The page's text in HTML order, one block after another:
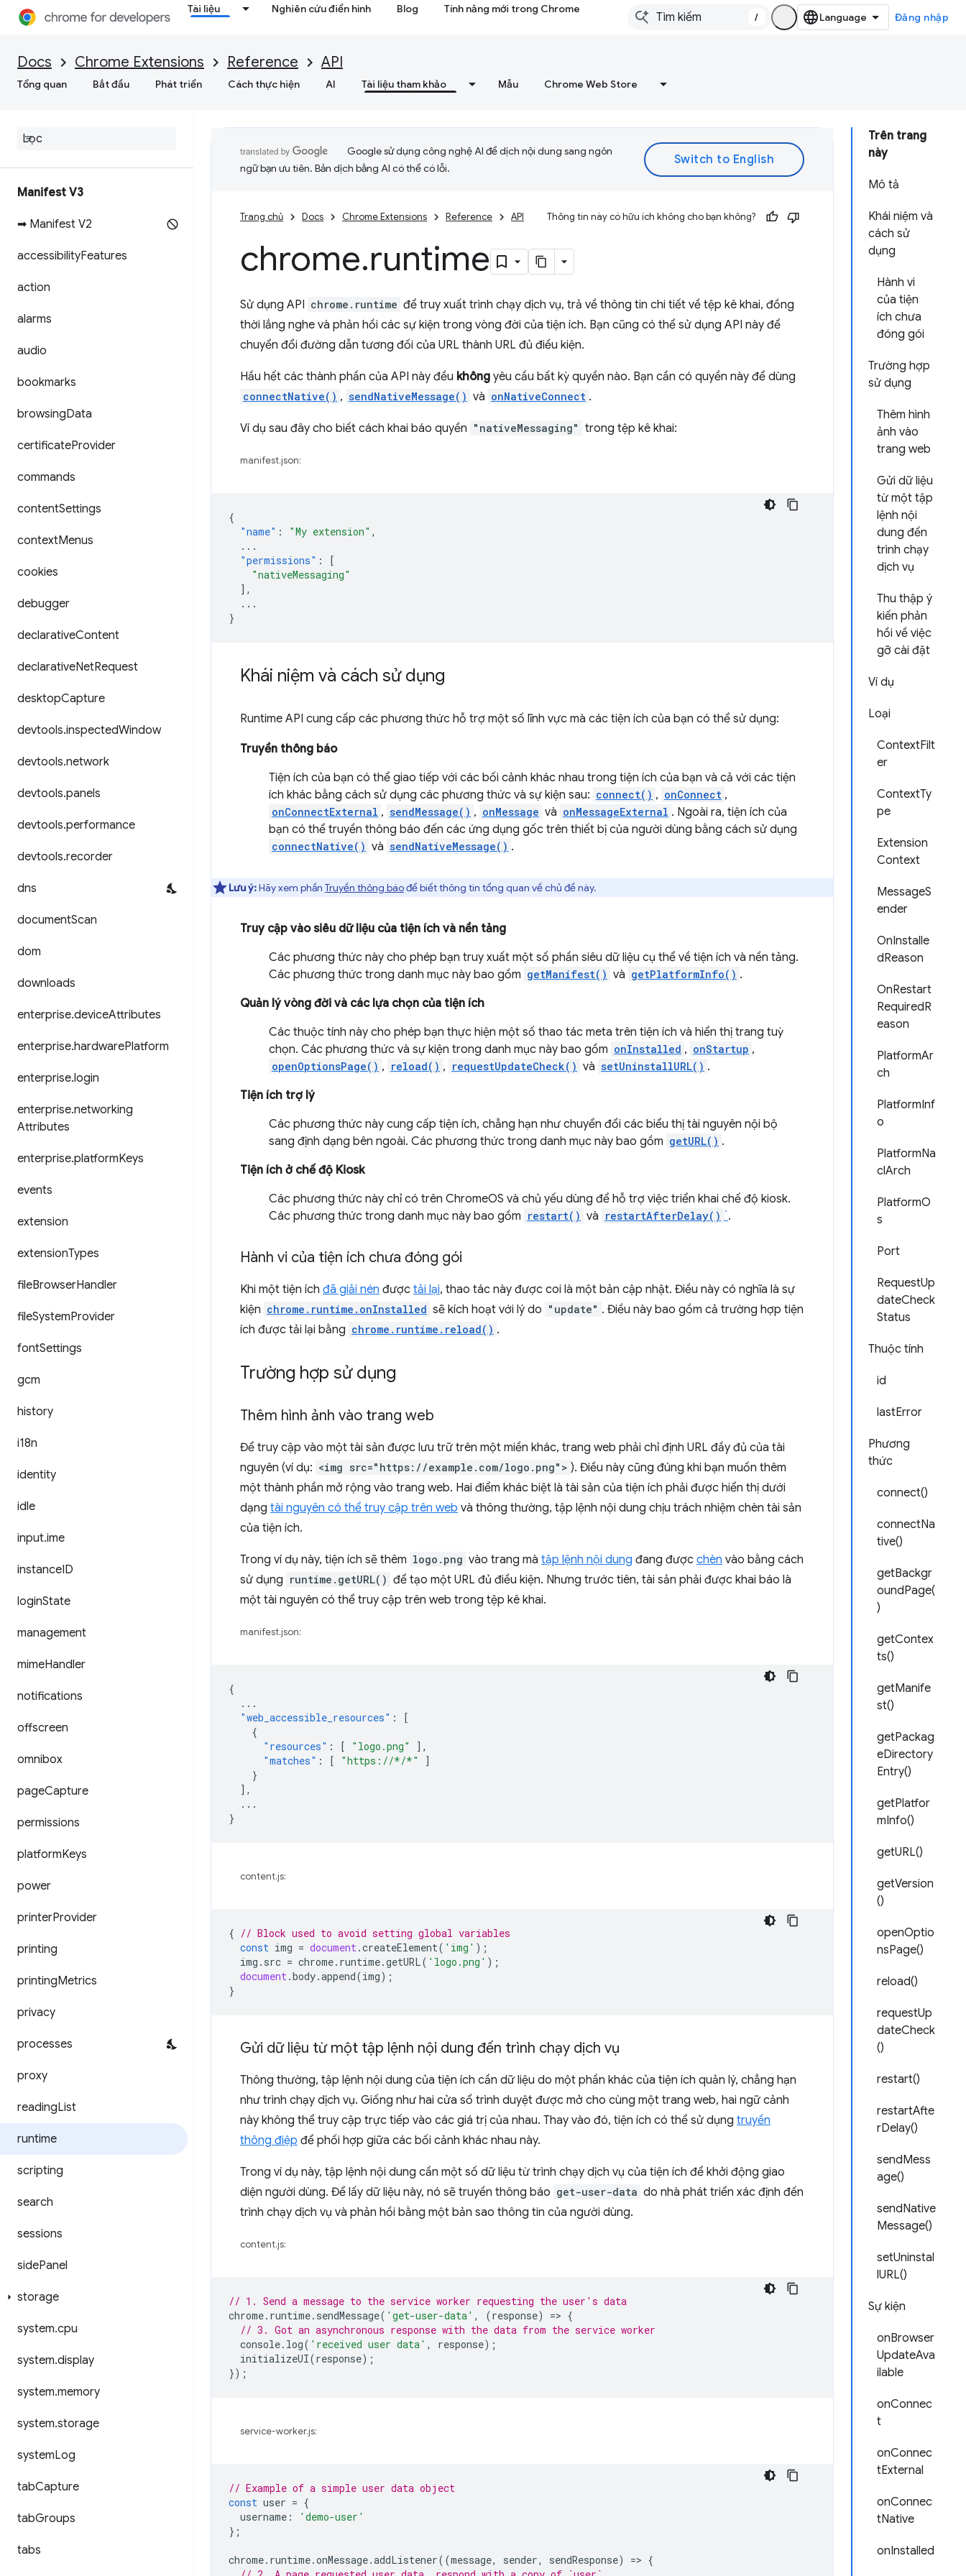
Tài liệu Nghiên cứu điển hình Blog Tính năng mới trong Chrome
/ Đăng nhập
Docs Chrome Extensions Reference API
Tổng quan Bắt đầu Phát triển Cách thực hiện AI Tài liệu tham khảo Mẫu Chrome Web Store
Manifest V3
➡ Manifest V2
accessibilityFeatures
action
alarms
audio
bookmarks
browsingData
certificateProvider
commands
contentSettings
contextMenus
cookies
debugger
declarativeContent
declarativeNetRequest
desktopCapture
devtools.inspectedWindow
devtools.network
devtools.panels
devtools.performance
devtools.recorder
dns
documentScan
dom
downloads
enterprise.deviceAttributes
enterprise.hardwarePlatform
enterprise.login
enterprise.networking
Attributes
enterprise.platformKeys
events
extension
extensionTypes
fileBrowserHandler
fileSystemProvider
fontSettings
gcm
history
i18n
identity
idle
input.ime
instanceID
loginState
management
mimeHandler
notifications
offscreen
omnibox
pageCapture
permissions
platformKeys
power
printerProvider
printing
printingMetrics
privacy
processes
proxy
readingList
runtime
scripting
search
sessions
sidePanel
storage
system.cpu
system.display
system.memory
system.storage
systemLog
tabCapture
tabGroups
tabs
Trên trang
này
Mô tả
Khái niệm và
cách sử
dụng
Hành vi
của tiện
ích chưa
đóng gói
Trường hợp
sử dụng
Thêm hình
ảnh vào
trang web
Gửi dữ liệu
từ một tập
lệnh nội
dung đến
trình chạy
dịch vụ
Thu thập ý
kiến phản
hồi về việc
gỡ cài đặt
Ví dụ
Loại
ContextFilt
er
ContextTy
pe
Extension
Context
MessageS
ender
OnInstalle
dReason
OnRestart
RequiredR
eason
PlatformAr
ch
PlatformInf
o
PlatformNa
clArch
PlatformO
s
Port
RequestUp
dateCheck
Status
Thuộc tính
id
lastError
Phương
thức
connect()
connectNa
tive()
getBackgr
oundPage(
)
getContex
ts()
getManife
st()
getPackag
eDirectory
Entry()
getPlatfor
mInfo()
getURL()
getVersion
()
openOptio
nsPage()
reload()
requestUp
dateCheck
()
restart()
restartAfte
rDelay()
sendMess
age()
sendNative
Message()
setUninstal
lURL()
Sự kiện
onBrowser
UpdateAva
ilable
onConnec
t
onConnec
tExternal
onConnec
tNative
onInstalled
Google sử dụng công nghệ AI để dịch nội dung sang ngôn
ngữ bạn ưu tiên. Bản dịch bằng AI có thể có lỗi.
Trang chủ Docs Chrome Extensions Reference API Thông tin này có hữu ích không cho bạn không?
chrome.runtime
Sử dụng API chrome.runtime để truy xuất trình chạy dịch vụ, trả về thông tin chi tiết về tệp kê khai, đồng
thời lắng nghe và phản hồi các sự kiện trong vòng đời của tiện ích. Bạn cũng có thể sử dụng API này để
chuyển đổi đường dẫn tương đối của URL thành URL đủ điều kiện.
Hầu hết các thành phần của API này đều không yêu cầu bất kỳ quyền nào. Bạn cần có quyền này để dùng
connectNative() , sendNativeMessage() và onNativeConnect .
Ví dụ sau đây cho biết cách khai báo quyền "nativeMessaging" trong tệp kê khai:
manifest.json:
{
"name" : "My extension" ,
...
"permissions" :
[
"nativeMessaging"
],
...
}
Khái niệm và cách sử dụng
Runtime API cung cấp các phương thức hỗ trợ một số lĩnh vực mà các tiện ích của bạn có thể sử dụng:
Truyền thông báo
Tiện ích của bạn có thể giao tiếp với các bối cảnh khác nhau trong tiện ích của bạn và cả với các tiện
ích khác bằng cách sử dụng các phương thức và sự kiện sau: connect() , onConnect ,
onConnectExternal , sendMessage() , onMessage và onMessageExternal . Ngoài ra, tiện ích của
bạn có thể truyền thông báo đến các ứng dụng gốc trên thiết bị của người dùng bằng cách sử dụng
connectNative() và sendNativeMessage() .
Lưu ý:Hãy xem phần Truyền thông báođể biết thông tin tổng quan về chủ đề này.
Truy cập vào siêu dữ liệu của tiện ích và nền tảng
Các phương thức này cho phép bạn truy xuất một số phần siêu dữ liệu cụ thể về tiện ích và nền tảng.
Các phương thức trong danh mục này bao gồm getManifest() và getPlatformInfo() .
Quản lý vòng đời và các lựa chọn của tiện ích
Các thuộc tính này cho phép bạn thực hiện một số thao tác meta trên tiện ích và hiển thị trang tuỳ
chọn. Các phương thức và sự kiện trong danh mục này bao gồm onInstalled , onStartup ,
openOptionsPage() , reload() , requestUpdateCheck() và setUninstallURL() .
Tiện ích trợ lý
Các phương thức này cung cấp tiện ích, chẳng hạn như chuyển đổi các biểu thị tài nguyên nội bộ
sang định dạng bên ngoài. Các phương thức trong danh mục này bao gồm getURL() .
Tiện ích ở chế độ Kiosk
Các phương thức này chỉ có trên ChromeOS và chủ yếu dùng để hỗ trợ việc triển khai chế độ kiosk.
Các phương thức trong danh mục này bao gồm restart() và restartAfterDelay() `.
Hành vi của tiện ích chưa đóng gói
Khi một tiện ích đã giải nén được tải lại, thao tác này được coi là một bản cập nhật. Điều này có nghĩa là sự
kiện chrome.runtime.onInstalled sẽ kích hoạt với lý do "update" . Điều này bao gồm cả trường hợp tiện
ích được tải lại bằng chrome.runtime.reload() .
Trường hợp sử dụng
Thêm hình ảnh vào trang web
Để truy cập vào một tài sản được lưu trữ trên một miền khác, trang web phải chỉ định URL đầy đủ của tài
nguyên (ví dụ: <img src="https://example.com/logo.png"> ). Điều này cũng đúng khi bạn muốn thêm
một thành phần mở rộng vào trang web. Hai điểm khác biệt là tài sản của tiện ích phải được hiển thị dưới
dạng tài nguyên có thể truy cập trên web và thông thường, tập lệnh nội dung chịu trách nhiệm chèn tài sản
của tiện ích.
Trong ví dụ này, tiện ích sẽ thêm logo.png vào trang mà tập lệnh nội dung đang được chèn vào bằng cách
sử dụng runtime.getURL() để tạo một URL đủ điều kiện. Nhưng trước tiên, tài sản phải được khai báo là
một tài nguyên có thể truy cập trên web trong tệp kê khai.
manifest.json:
{
...
"web_accessible_resources" :
[
{
"resources" : [ "logo.png"
],
"matches" : [ "https://*/*"
]
}
],
...
}
content.js:
{ // Block used to avoid setting global variables
const img = document.createElement( 'img' );
img . src = chrome. runtime.getURL( 'logo.png' );
document.body.append(img);
}
Gửi dữ liệu từ một tập lệnh nội dung đến trình chạy dịch vụ
Thông thường, tập lệnh nội dung của tiện ích cần dữ liệu do một phần khác của tiện ích quản lý, chẳng hạn
như trình chạy dịch vụ. Giống như hai cửa sổ trình duyệt được mở cho cùng một trang web, hai ngữ cảnh
này không thể truy cập trực tiếp vào các giá trị của nhau. Thay vào đó, tiện ích có thể sử dụng truyền
thông điệp để phối hợp giữa các bối cảnh khác nhau này.
Trong ví dụ này, tập lệnh nội dung cần một số dữ liệu từ trình chạy dịch vụ của tiện ích để khởi động giao
diện người dùng. Để lấy dữ liệu này, nó sẽ truyền thông báo get-user-data do nhà phát triển xác định đến
trình chạy dịch vụ và phản hồi bằng một bản sao thông tin của người dùng.
content.js:
// 1. Send a message to the service worker requesting the user's data
chrome. runtime. sendMessage( 'get-user-data' , (response) => {
// 3. Got an asynchronous response with the data from the service worker
console. log( 'received user data' , response);
initializeUI(response);
});
service-worker.js:
// Example of a simple user data object
const user = {
username :
'demo-user'
};
chrome. runtime.onMessage.addListener((message, sender, sendResponse) => {